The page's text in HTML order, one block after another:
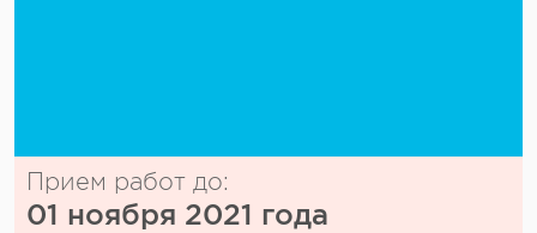
Прием работ до:
01 ноября 2021 года